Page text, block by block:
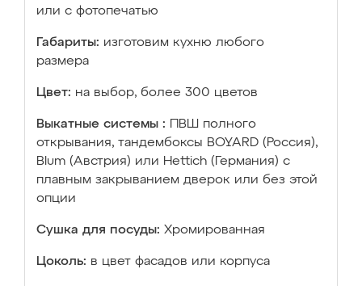
или с фотопечатью
Габариты: изготовим кухню любого
размера
Цвет: на выбор, более 300 цветов
Выкатные системы :
ПВШ полного
открывания, тандембоксы BOYARD (Россия),
Blum (Австрия) или Hettich (Германия) с
плавным закрыванием дверок или без этой
опции
Сушка для посуды: Хромированная
Цоколь: в цвет фасадов или корпуса